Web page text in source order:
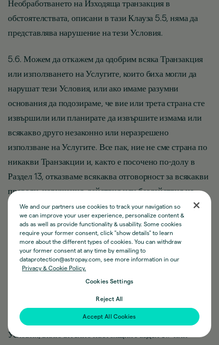
Необработването на Изходяща транзакция в
обстоятелствата, описани в тази Клауза 5.5, няма да
представлява нарушение на тези Условия.
5.6. Можем да откажем да одобрим всяка Транзакция
или използването на Услугите, които биха могли да
нарушат тези Условия, или ако имаме разумни
основания да подозираме, че вие или трета страна сте
извършили или планирате да извършите измама или
всякакво друго незаконно или неразрешено
използване на Услугите. Все пак, ние не сме страна по
никакви Транзакции и, както е посочено по-долу в
Раздел 13, отказваме всякаква отговорност за всякакви
провали, нарушения, действия или бездействия на
Търговеца във връзка с Транзакциите.
5.7. Вие носите изцяло отговорността за разрешаването
на всякакви спорове, които може да имате с Търговеца
във връзка с Транзакции или по друг повод. Можем, но
Потребителя, вие потвърдихте, че такава помощ не
представлява отказ от всяка разпоредба на тези
Условия, включително настоящия Раздел 5.7 или
We and our partners use cookies to track your navigation so
we can improve your user experience, personalize content &
ads as well as provide functionality & usability. Some cookies
require your former consent, click "show details" to learn
more about the different types of cookies. You can withdraw
your former consent at any time by emailing to
dataprotection@astropay.com, see more information in our
Privacy & Cookie Policy.
Cookies Settings
Reject All
Accept All Cookies